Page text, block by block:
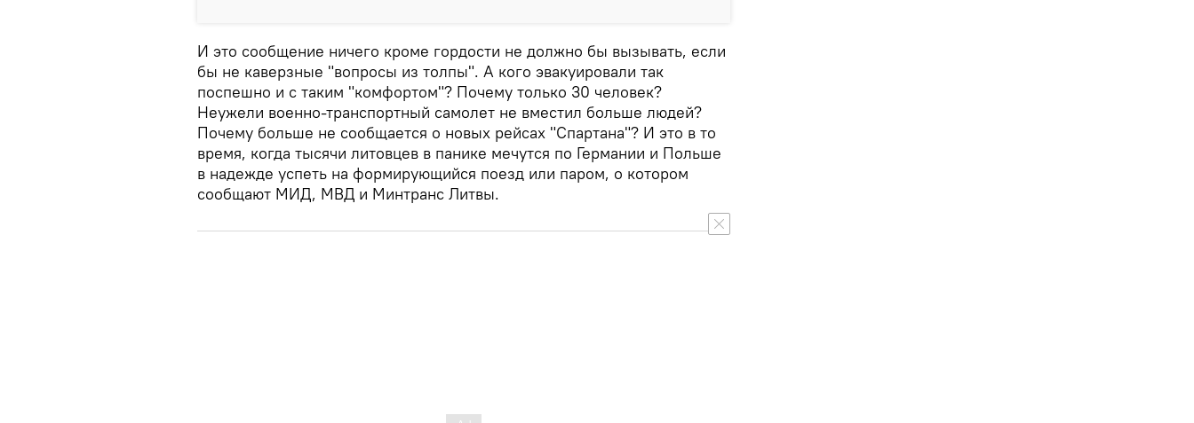
И это сообщение ничего кроме гордости не должно бы вызывать, если
бы не каверзные "вопросы из толпы". А кого эвакуировали так
поспешно и с таким "комфортом"? Почему только 30 человек?
Неужели военно-транспортный самолет не вместил больше людей?
Почему больше не сообщается о новых рейсах "Спартана"? И это в то
время, когда тысячи литовцев в панике мечутся по Германии и Польше
в надежде успеть на формирующийся поезд или паром, о котором
сообщают МИД, МВД и Минтранс Литвы.